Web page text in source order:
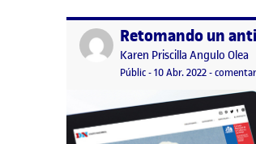
Publicat per
Publicat per
Karen Priscilla Angulo Olea
Visibilitat:
Públic-Data de publicació
10 Abr. 202210 abril,
-